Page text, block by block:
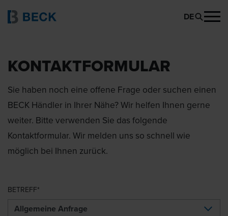
DE
KONTAKTFORMULAR
Sie haben noch eine offene Frage oder suchen einen
BECK Händler in Ihrer Nähe? Wir helfen Ihnen gerne
weiter. Bitte verwenden Sie das folgende
Kontaktformular. Wir melden uns so schnell wie
möglich bei Ihnen zurück.
BETREFF